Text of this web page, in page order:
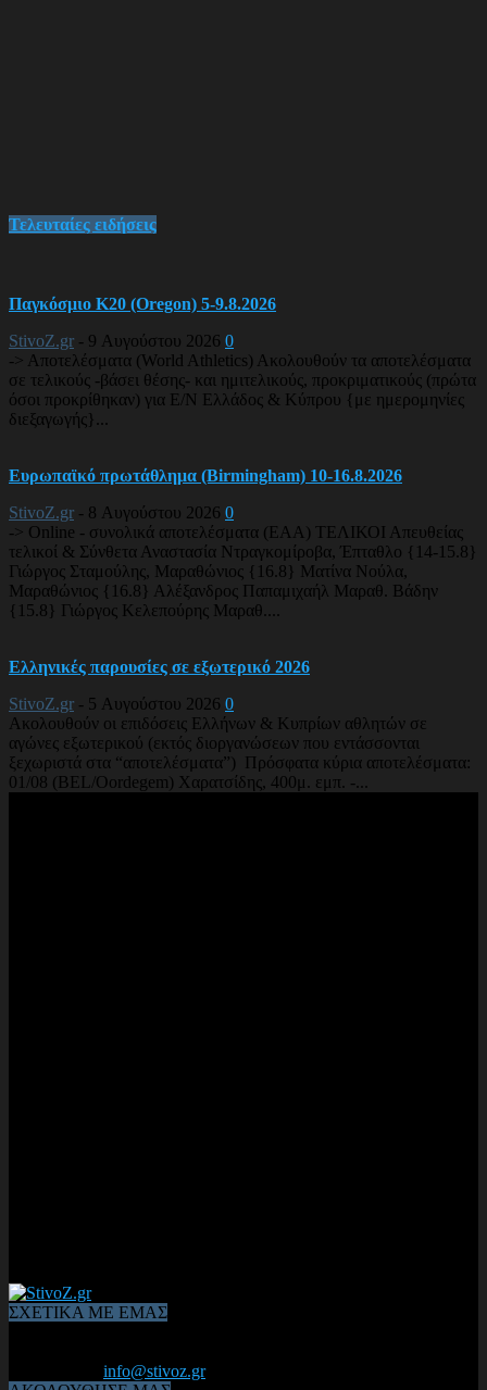
Τελευταίες ειδήσεις
Παγκόσμιο Κ20 (Oregon) 5-9.8.2026
StivoZ.gr - 9 Αυγούστου 2026 0
-> Αποτελέσματα (World Athletics) Ακολουθούν τα αποτελέσματα
σε τελικούς -βάσει θέσης- και ημιτελικούς, προκριματικούς (πρώτα
όσοι προκρίθηκαν) για Ε/Ν Ελλάδος & Κύπρου {με ημερομηνίες
διεξαγωγής}...
Ευρωπαϊκό πρωτάθλημα (Birmingham) 10-16.8.2026
StivoZ.gr - 8 Αυγούστου 2026 0
-> Online - συνολικά αποτελέσματα (EAA) ΤΕΛΙΚΟΙ Απευθείας
τελικοί & Σύνθετα Αναστασία Ντραγκομίροβα, Έπταθλο {14-15.8}
Γιώργος Σταμούλης, Μαραθώνιος {16.8} Ματίνα Νούλα,
Μαραθώνιος {16.8} Αλέξανδρος Παπαμιχαήλ Μαραθ. Βάδην
{15.8} Γιώργος Κελεπούρης Μαραθ....
Ελληνικές παρουσίες σε εξωτερικό 2026
StivoZ.gr - 5 Αυγούστου 2026 0
Ακολουθούν οι επιδόσεις Ελλήνων & Κυπρίων αθλητών σε
αγώνες εξωτερικού (εκτός διοργανώσεων που εντάσσονται
ξεχωριστά στα “αποτελέσματα”) Πρόσφατα κύρια αποτελέσματα:
01/08 (BEL/Oordegem) Χαρατσίδης, 400μ. εμπ. -...
ΣΧΕΤΙΚΑ ΜΕ ΕΜΑΣ
info@stivoz.gr